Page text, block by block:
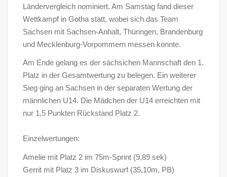
Ländervergleich nominiert. Am Samstag fand dieser
Wettkampf in Gotha statt, wobei sich das Team
Sachsen mit Sachsen-Anhalt, Thüringen, Brandenburg
und Mecklenburg-Vorpommern messen konnte.
Am Ende gelang es der sächsichen Mannschaft den 1.
Platz in der Gesamtwertung zu belegen. Ein weiterer
Sieg ging an Sachsen in der separaten Wertung der
männlichen U14. Die Mädchen der U14 erreichten mit
nur 1,5 Punkten Rückstand Platz 2.
Einzelwertungen:
Amelie mit Platz 2 im 75m-Sprint (9,89 sek)
Gerrit mit Platz 3 im Diskuswurf (35,10m, PB)